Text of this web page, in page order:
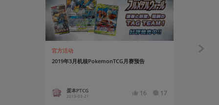
官方活动
2019年3月机核PokemonTCG月赛预告
蛋本PTCG
2019-03-21 16 17
官方活动